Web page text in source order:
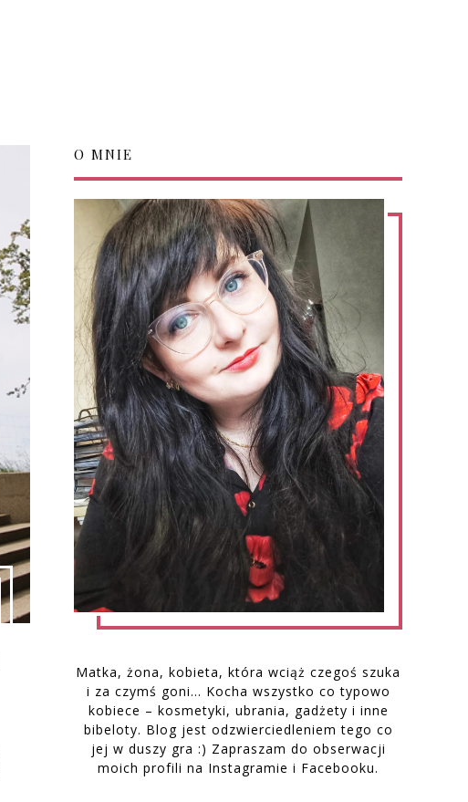
O MNIE
Matka, żona, kobieta, która wciąż czegoś szuka
i za czymś goni… Kocha wszystko co typowo
kobiece – kosmetyki, ubrania, gadżety i inne
bibeloty. Blog jest odzwierciedleniem tego co
jej w duszy gra :) Zapraszam do obserwacji
moich profili na Instagramie i Facebooku.